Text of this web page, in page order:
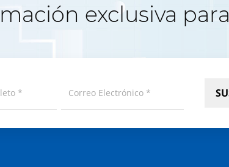
exclusiva